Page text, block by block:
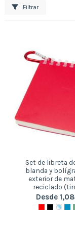
Filtrar
Set de libreta
blanda y
exterior de
reciclado
Desde